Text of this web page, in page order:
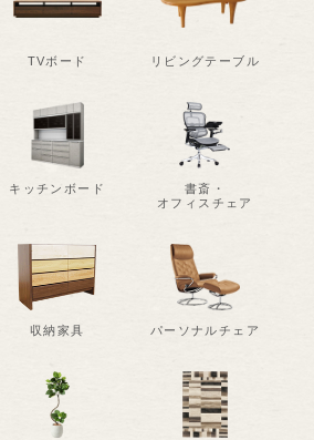
TVボード リビングテーブル
キッチンボード
書斎・
オフィスチェア
収納家具 パーソナルチェア